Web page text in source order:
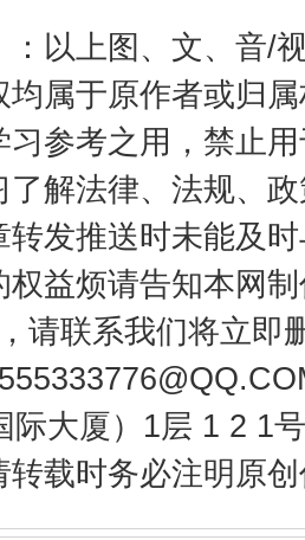
：以上图、文、音/
均属于原作者或归
习参考之用，禁止
了解法律、法规、
转发推送时未能及
权益烦请告知本网
请联系我们将立即
际大厦）1层 1 2 1
转载时务必注明原
不息 一
免责幌子